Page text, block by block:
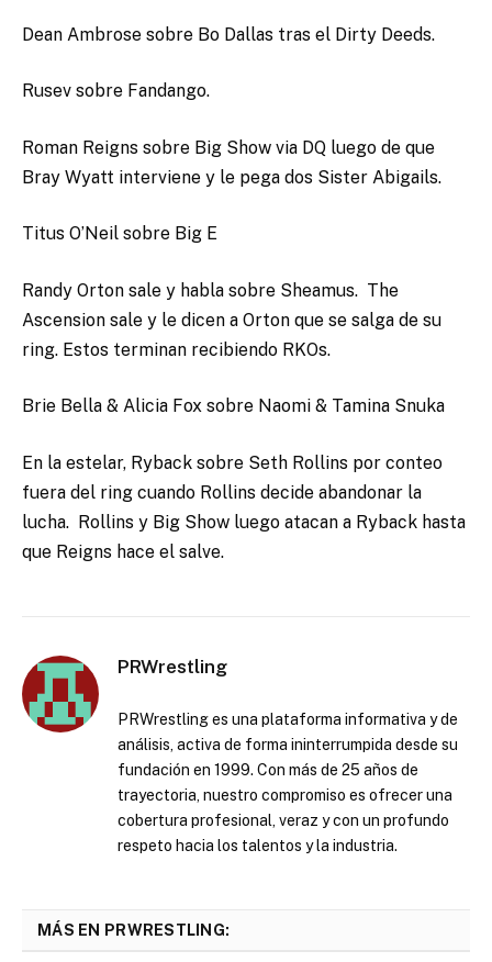
Dean Ambrose sobre Bo Dallas tras el Dirty Deeds.
Rusev sobre Fandango.
Roman Reigns sobre Big Show via DQ luego de que
Bray Wyatt interviene y le pega dos Sister Abigails.
Titus O’Neil sobre Big E
Randy Orton sale y habla sobre Sheamus. The
Ascension sale y le dicen a Orton que se salga de su
ring. Estos terminan recibiendo RKOs.
Brie Bella & Alicia Fox sobre Naomi & Tamina Snuka
En la estelar, Ryback sobre Seth Rollins por conteo
fuera del ring cuando Rollins decide abandonar la
lucha. Rollins y Big Show luego atacan a Ryback hasta
que Reigns hace el salve.
PRWrestling
PRWrestling es una plataforma informativa y de
análisis, activa de forma ininterrumpida desde su
fundación en 1999. Con más de 25 años de
trayectoria, nuestro compromiso es ofrecer una
cobertura profesional, veraz y con un profundo
respeto hacia los talentos y la industria.
MÁS EN PRWRESTLING: